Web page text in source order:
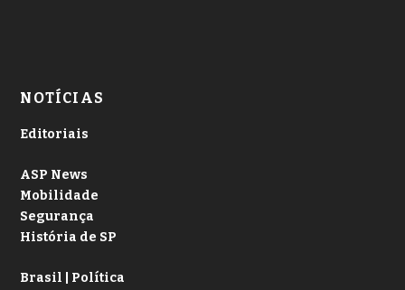
NOTÍCIAS
Editoriais
ASP News
Mobilidade
Segurança
História de SP
Brasil | Política